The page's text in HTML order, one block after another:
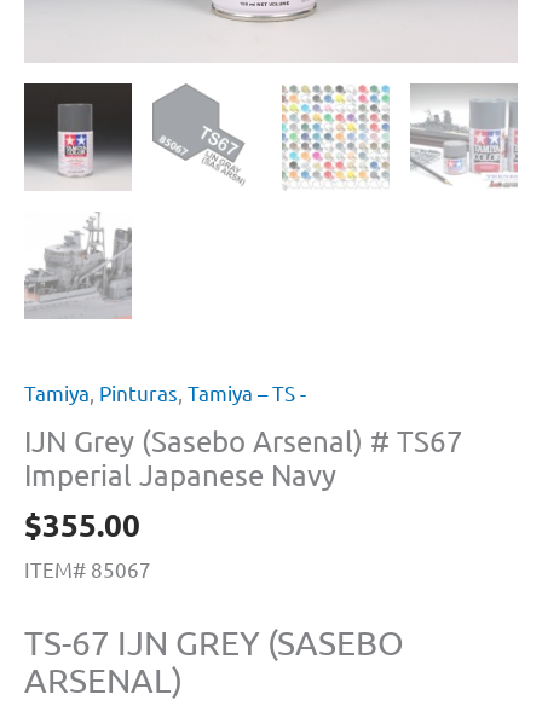
Tamiya, Pinturas, Tamiya – TS -
IJN Grey (Sasebo Arsenal) # TS67
Imperial Japanese Navy
$355.00
ITEM# 85067
TS-67 IJN GREY (SASEBO
ARSENAL)